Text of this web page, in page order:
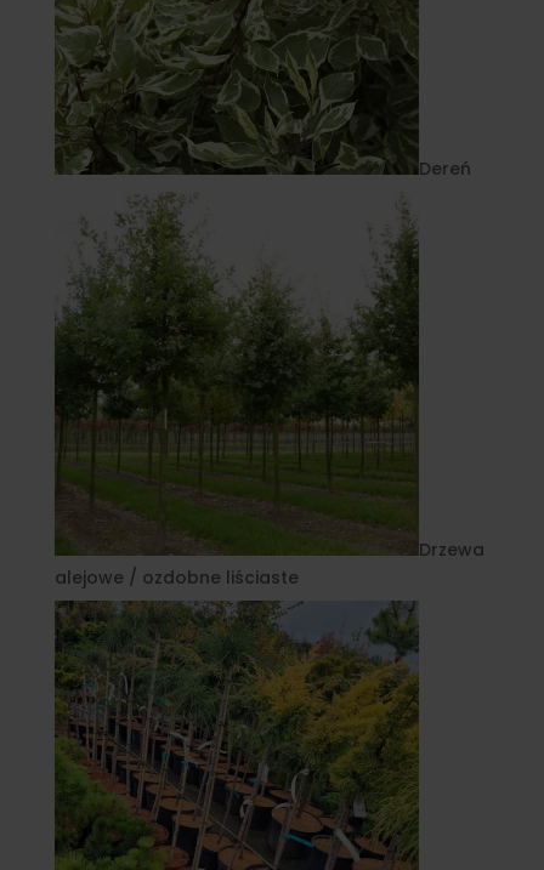
Dereń
Drzewa
alejowe / ozdobne liściaste